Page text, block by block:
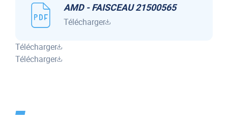
AMD - FAISCEAU 21500565
Télécharger
Télécharger
Télécharger